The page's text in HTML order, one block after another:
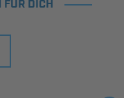
FÜR DICH